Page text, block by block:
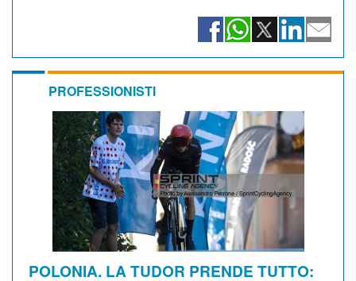
PROFESSIONISTI
POLONIA. LA TUDOR PRENDE TUTTO: